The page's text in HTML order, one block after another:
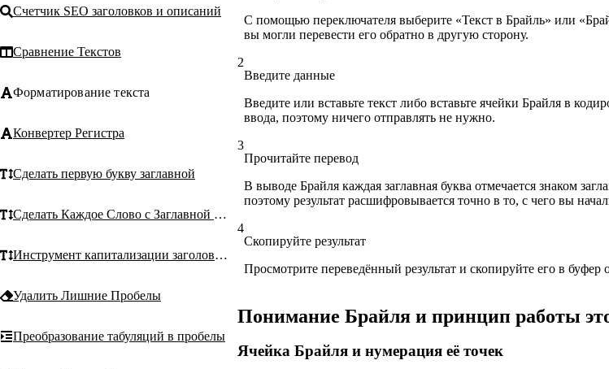
Счетчик SEO заголовков и описаний
Сравнение Текстов
Форматирование текста
Конвертер Регистра
Сделать первую букву заглавной
Сделать Каждое Слово с Заглавной Буквы
Инструмент капитализации заголовков
Удалить Лишние Пробелы
Преобразование табуляций в пробелы
С помощью переключателя выберите «Текст в Брайль» или
вы могли перевести его обратно в другую сторону.
2
Введите данные
Введите или вставьте текст либо вставьте ячейки Брайля в
ввода, поэтому ничего отправлять не нужно.
3
Прочитайте перевод
В выводе Брайля каждая заглавная буква отмечается знаком
поэтому результат расшифровывается точно в то, с чего вы
4
Скопируйте результат
Просмотрите переведённый результат и скопируйте его в
Понимание Брайля и принцип работы
Ячейка Брайля и нумерация её точек